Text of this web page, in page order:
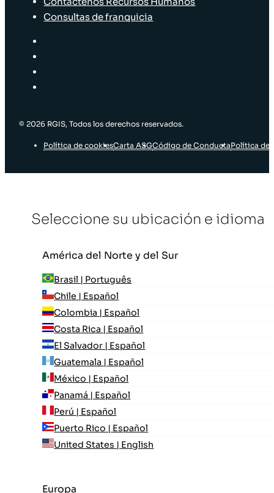
Consultas de franquicia
© 2026 RGIS, Todos los derechos reservados.
Política de cookiesCarta ASGCódigo de ConductaPolítica de
Seleccione su ubicación e idioma
América del Norte y del Sur
Brasil | Português
Chile | Español
Colombia | Español
Costa Rica | Español
El Salvador | Español
Guatemala | Español
México | Español
Panamá | Español
Perú | Español
Puerto Rico | Español
United States | English
Europa